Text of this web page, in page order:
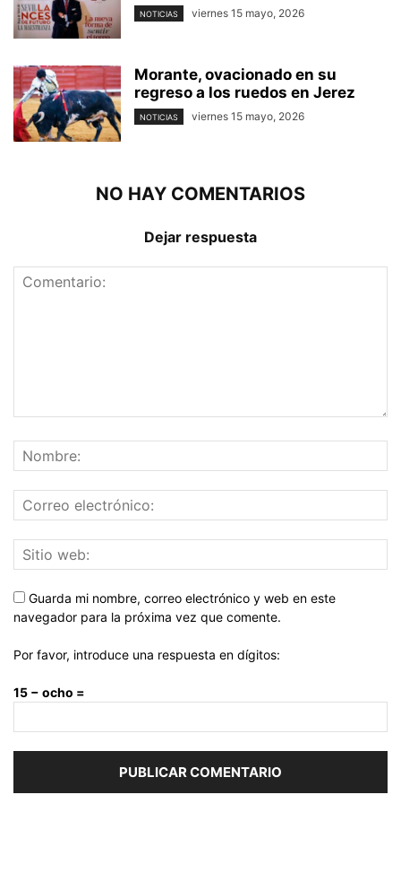
NOTICIAS viernes 15 mayo, 2026
Morante, ovacionado en su
regreso a los ruedos en Jerez
NOTICIAS viernes 15 mayo, 2026
NO HAY COMENTARIOS
Dejar respuesta
Guarda mi nombre, correo electrónico y web en este
navegador para la próxima vez que comente.
Por favor, introduce una respuesta en dígitos:
15 − ocho =